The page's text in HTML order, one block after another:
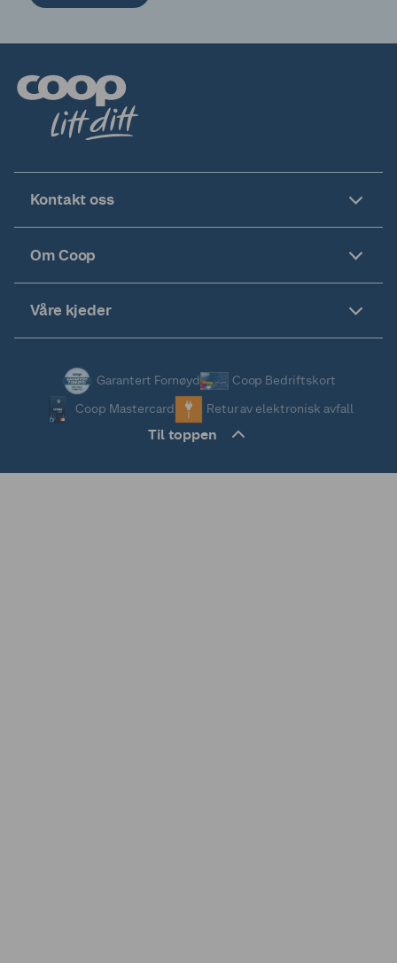
Kontakt oss
Om Coop
Våre kjeder
Garantert Fornøyd
Coop Bedriftskort
Coop Mastercard
Retur av elektronisk avfall
Til toppen